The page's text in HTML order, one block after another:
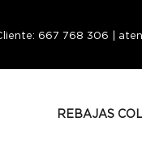
667 768 306 |
REBAJAS